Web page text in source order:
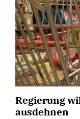
Regierung
ausdehnen